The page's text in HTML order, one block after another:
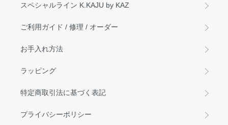
スペシャルライン K.KAJU by KAZ
ご利用ガイド / 修理 / オーダー
お手入れ方法
ラッピング
特定商取引法に基づく表記
プライバシーポリシー